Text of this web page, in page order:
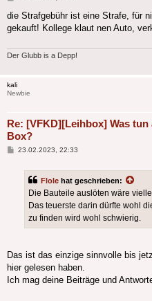
die Strafgebühr ist eine Strafe, für
gekauft! Kollege klaut nen Auto,
Der Glubb is a Depp!
kali
Newbie
Re: [VFKD][Leihbox] Was
Box?
Beitrag
23.02.2023, 22:33
Flole hat geschrieben:
Die Bauteile auslöten wäre
Das teuerste darin dürfte wohl
zu finden wird wohl schwierig.
Das ist das einzige sinnvolle bis
hier gelesen haben.
Ich mag deine Beiträge und